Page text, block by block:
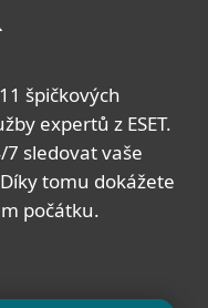
špičkových
expertů z ESET.
sledovat vaše
tomu dokážete
počátku.